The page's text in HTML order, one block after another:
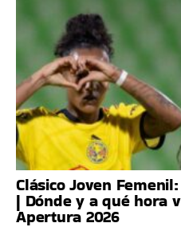
Clásico Joven
| Dónde y a qué hora
Apertura 2026